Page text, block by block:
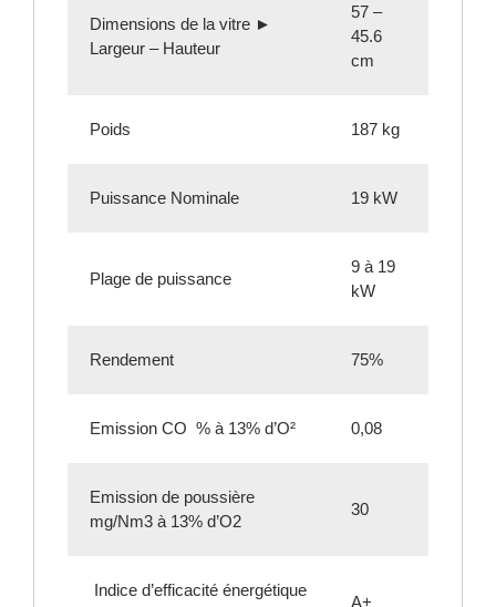
Dimensions de la vitre ►
Largeur – Hauteur
57 –
45.6
cm
Poids 187 kg
Puissance Nominale 19 kW
Plage de puissance
9 à 19
kW
Rendement 75%
Emission CO % à 13% d’O² 0,08
Emission de poussière
mg/Nm3 à 13% d’O2
30
Indice d’efficacité énergétique
A+